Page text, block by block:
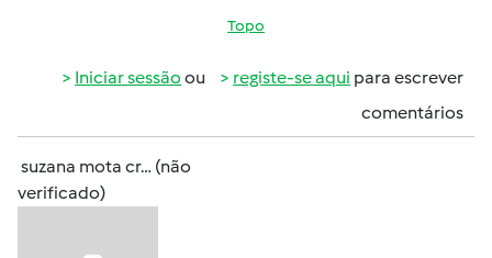
Topo
Iniciar sessão ou registe-se aqui para escrever
comentários
suzana mota cr… (não
verificado)